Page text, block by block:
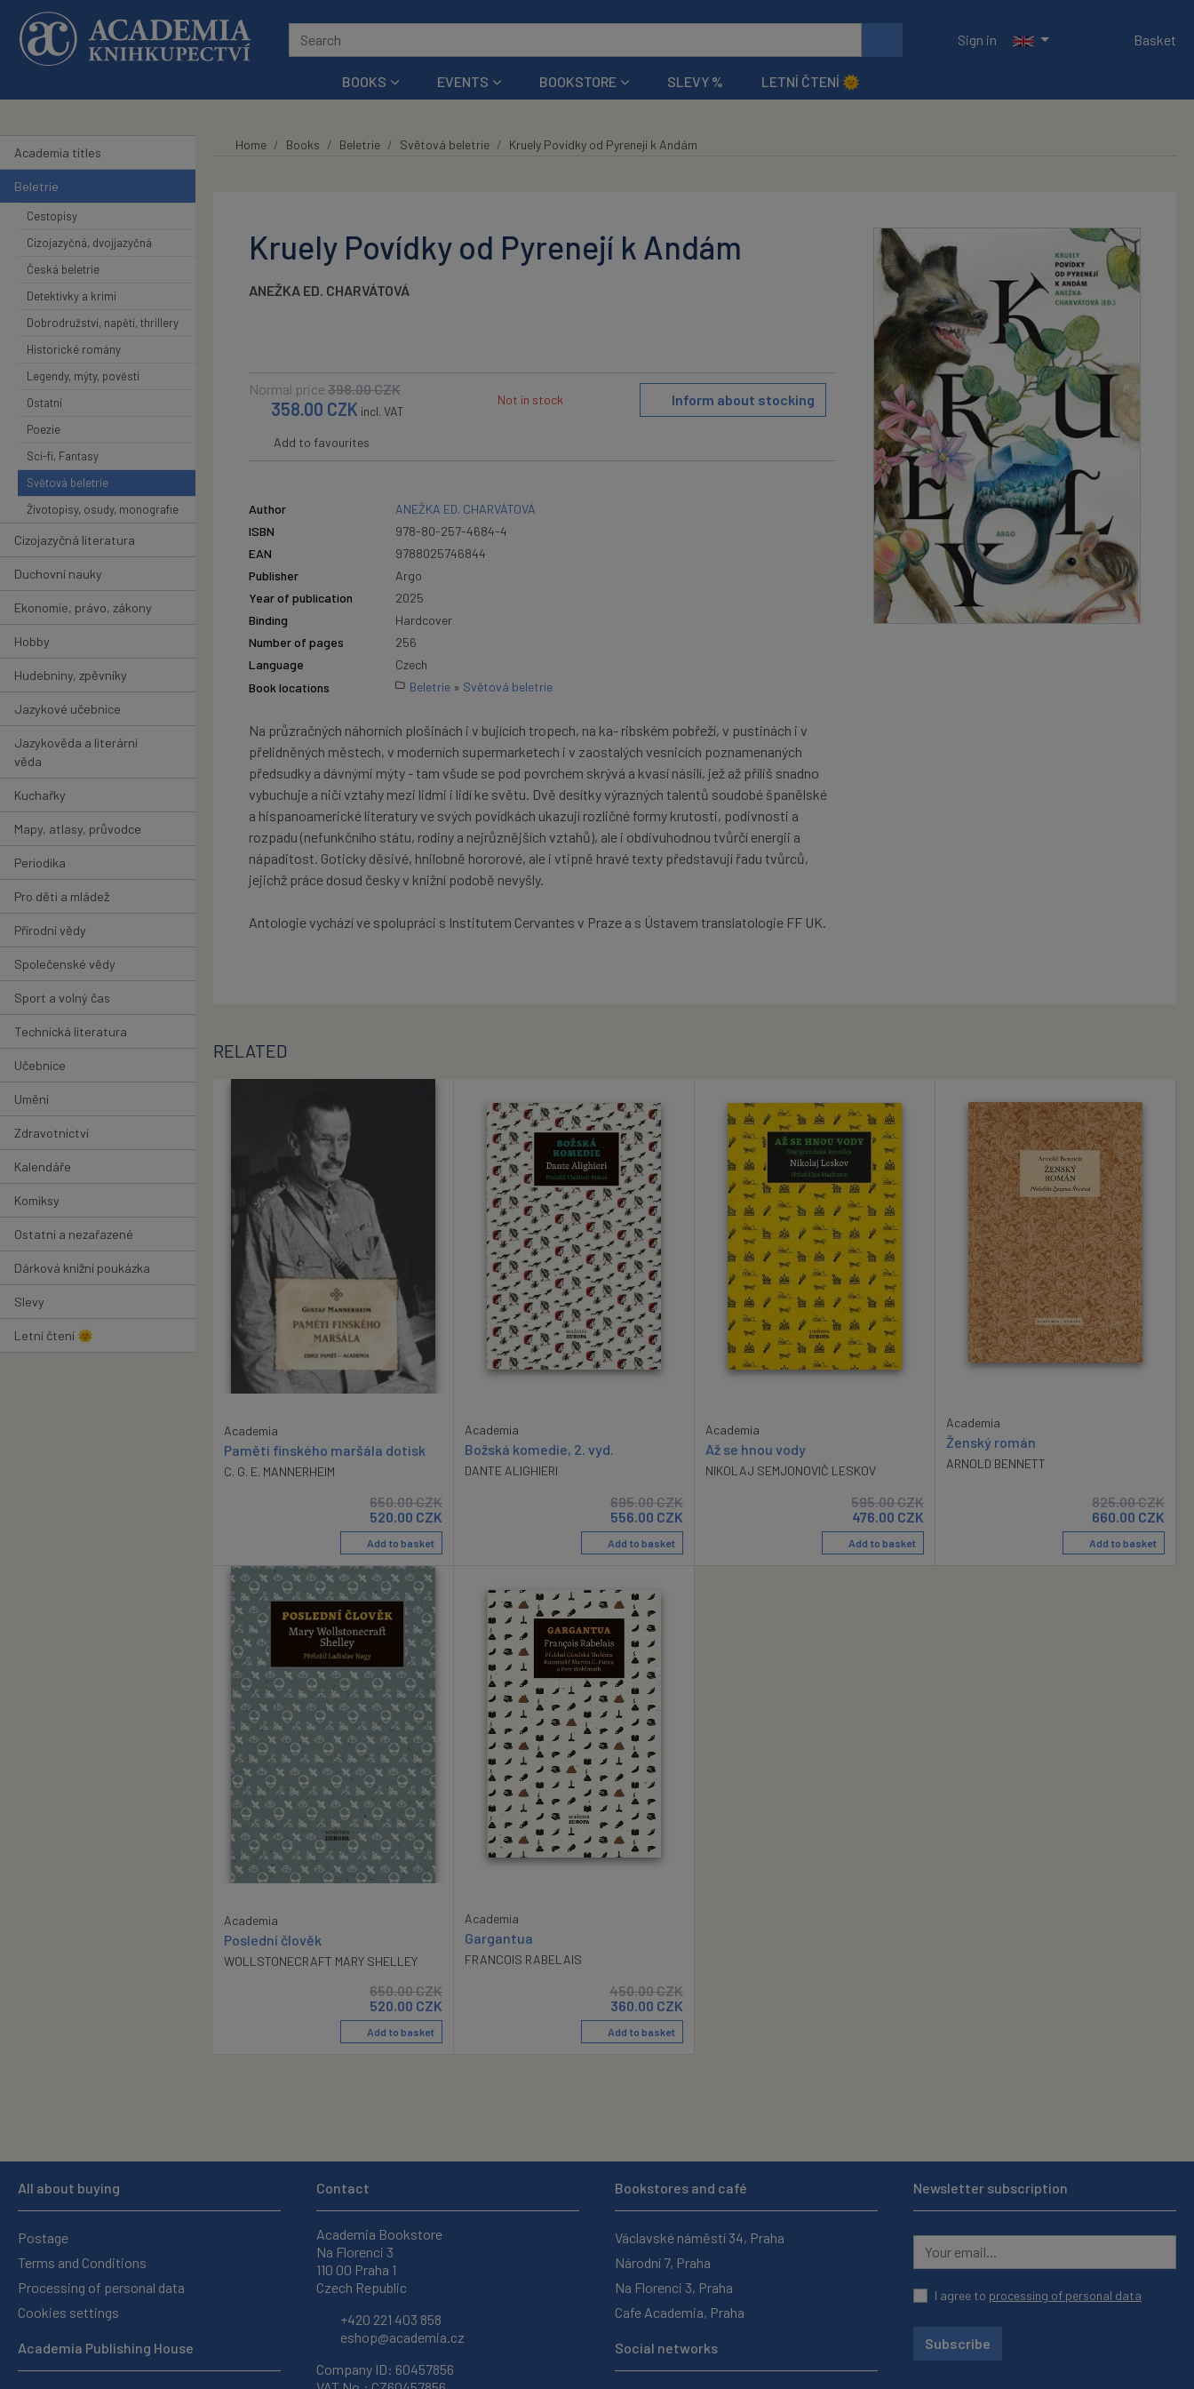
Skip to main content
Sign in
Basket
BOOKS EVENTS BOOKSTORE SLEVY % LETNÍ ČTENÍ 🌞
Academia titles
Beletrie
Cestopisy
Cizojazyčná, dvojjazyčná
Česká beletrie
Detektivky a krimi
Dobrodružství, napětí, thrillery
Historické romány
Legendy, mýty, pověsti
Ostatní
Poezie
Sci-fi, Fantasy
Světová beletrie
Životopisy, osudy, monografie
Cizojazyčná literatura
Duchovní nauky
Ekonomie, právo, zákony
Hobby
Hudebniny, zpěvníky
Jazykové učebnice
Jazykověda a literární
věda
Kuchařky
Mapy, atlasy, průvodce
Periodika
Pro děti a mládež
Přírodní vědy
Společenské vědy
Sport a volný čas
Technická literatura
Učebnice
Umění
Zdravotnictví
Kalendáře
Komiksy
Ostatní a nezařazené
Dárková knižní poukázka
Slevy
Letní čtení 🌞
Home Books Beletrie Světová beletrie Kruely Povídky od Pyrenejí k Andám
Kruely Povídky od Pyrenejí k Andám
ANEŽKA ED. CHARVÁTOVÁ
Normal price 398.00CZK
358.00 CZK incl. VAT
Not in stock Inform about stocking
Add to favourites
Author
ANEŽKA ED. CHARVÁTOVÁ
ISBN
978-80-257-4684-4
EAN
9788025746844
Publisher
Argo
Year of publication
2025
Binding
Hardcover
Number of pages
256
Language
Czech
Book locations
Beletrie » Světová beletrie
Na průzračných náhorních plošinách i v bujících tropech, na ka- ribském pobřeží, v pustinách i v
přelidněných městech, v moderních supermarketech i v zaostalých vesnicích poznamenaných
předsudky a dávnými mýty - tam všude se pod povrchem skrývá a kvasí násilí, jež až příliš snadno
vybuchuje a ničí vztahy mezi lidmi i lidí ke světu. Dvě desítky výrazných talentů soudobé španělské
a hispanoamerické literatury ve svých povídkách ukazují rozličné formy krutosti, podivnosti a
rozpadu (nefunkčního státu, rodiny a nejrůznějších vztahů), ale i obdivuhodnou tvůrčí energii a
nápaditost. Goticky děsivé, hnilobně hororové, ale i vtipně hravé texty představují řadu tvůrců,
jejichž práce dosud česky v knižní podobě nevyšly.
Antologie vychází ve spolupráci s Institutem Cervantes v Praze a s Ústavem translatologie FF UK.
RELATED
Academia
Paměti finského maršála dotisk
C. G. E. MANNERHEIM
650.00CZK
520.00 CZK
Add to basket
Academia
Božská komedie, 2. vyd.
DANTE ALIGHIERI
695.00CZK
556.00 CZK
Add to basket
Academia
Až se hnou vody
NIKOLAJ SEMJONOVIČ LESKOV
595.00CZK
476.00 CZK
Add to basket
Academia
Ženský román
ARNOLD BENNETT
825.00CZK
660.00 CZK
Add to basket
Academia
Poslední člověk
WOLLSTONECRAFT MARY SHELLEY
650.00CZK
520.00 CZK
Add to basket
Academia
Gargantua
FRANCOIS RABELAIS
450.00CZK
360.00 CZK
Add to basket
All about buying
Postage
Terms and Conditions
Processing of personal data
Cookies settings
Academia Publishing House
Contact
Academia Bookstore
Na Florenci 3
110 00 Praha 1
Czech Republic
+420 221 403 858
eshop@academia.cz
Company ID: 60457856
Bookstores and café
Václavské náměstí 34, Praha
Národní 7, Praha
Na Florenci 3, Praha
Cafe Academia, Praha
Social networks
Newsletter subscription
I agree to processing of personal data
Subscribe